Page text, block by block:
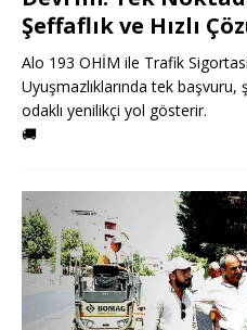
Şeffaflık ve Hızlı
Alo 193 OHİM ile Trafik
Uyuşmazlıklarında tek başvuru,
odaklı yenilikçi yol gösterir.
🚚